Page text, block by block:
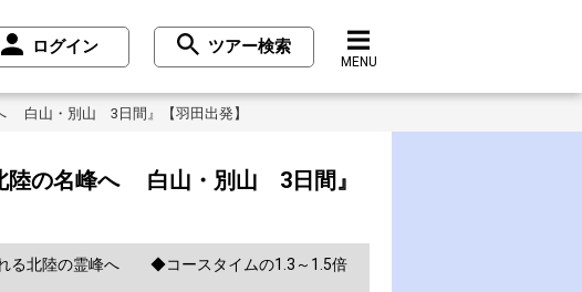
ログイン ツアー検索
MENU
白山・別山 3日間』【羽田出発】
陸の名峰へ 白山・別山 3日間』
る北陸の霊峰へ ◆コースタイムの1.3～1.5倍